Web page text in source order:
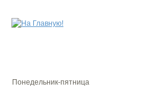
Понедельник-пятница